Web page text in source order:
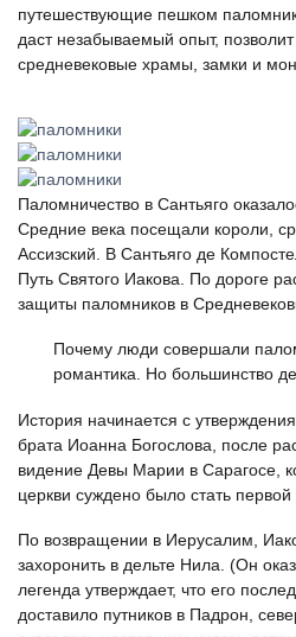
путешествующие пешком
даст незабываемый опыт,
средневековые храмы, замки и
Паломничество в Сантьяго
Средние века посещали короли,
Ассизский. В Сантьяго де
Путь Святого Иакова. По дороге
защиты паломников в
Почему люди совершали
романтика. Но большинство
История начинается с
брата Иоанна Богослова, после
видение Девы Марии в Сарагосе,
церкви суждено было стать
По возвращении в Иерусалим,
захоронить в дельте Нила. (Он
легенда утверждает, что его
доставило путников в Падрон,